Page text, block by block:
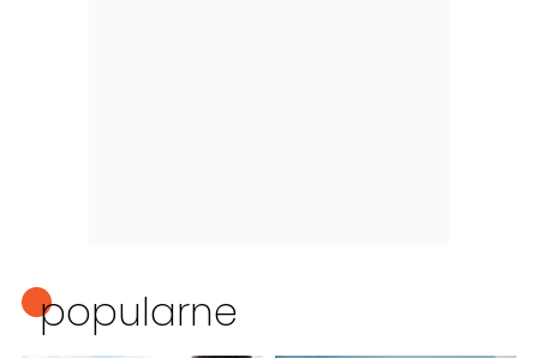
popularne